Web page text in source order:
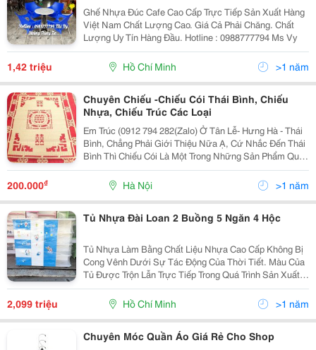
Ghế Nhựa Đúc Cafe Cao Cấp Trực Tiếp Sản Xuất Hàng
Việt Nam Chất Lượng Cao. Giá Cả Phải Chăng. Chất
Lượng Uy Tín Hàng Đầu. Hotline : 0988777794 Ms Vy
1,42 triệu Hồ Chí Minh >1 năm
Chuyên Chiếu -Chiếu Cói Thái Bình, Chiếu
Nhựa, Chiếu Trúc Các Loại
Em Trúc (0912 794 282(Zalo) Ở Tân Lễ- Hưng Hà - Thái
Bình, Chẳng Phải Giới Thiệu Nữa Ạ, Cứ Nhắc Đến Thái
Bình Thì Chiếu Cói Là Một Trong Những Sản Phẩm Quê
Hương Được Nhắc Đến Nhiều Hơn Cả. Giờ Các Trang
Mạng Xã Hội Phát Triển Nên Không Cần Đề Cập Th
200.000₫ Hà Nội >1 năm
Tủ Nhựa Đài Loan 2 Buồng 5 Ngăn 4 Hộc
Tủ Nhựa Làm Bằng Chất Liệu Nhựa Cao Cấp Không Bị
Cong Vênh Dưới Sự Tác Động Của Thời Tiết. Màu Của
Tủ Được Trộn Lẫn Trực Tiếp Trong Quá Trình Sản Xuất
Nên Không Bị Phai Khi Sử Dụng Lâu Dài. Tủ Nhựa Đài
Loan 2 Buồng 5 Ngăn 4 Hộc Không Bị Mối Mọt,
2,099 triệu Hồ Chí Minh >1 năm
Chuyên Móc Quần Áo Giá Rẻ Cho Shop